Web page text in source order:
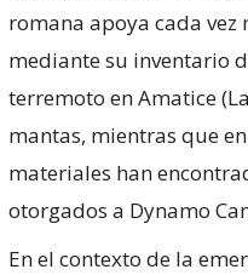
romana apoya cada
mediante su inventario
terremoto en Amatice
mantas, mientras que
materiales han
otorgados a Dynamo
En el contexto de la